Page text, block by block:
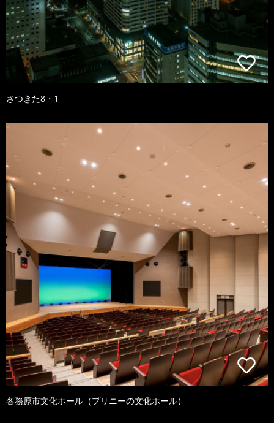
さつきた8・1
各務原市文化ホール（プリニーの文化ホール）